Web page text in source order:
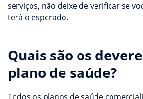
serviços, não deixe de verificar se
terá o esperado.
Quais são os
plano de saúde?
Todos os planos de saúde